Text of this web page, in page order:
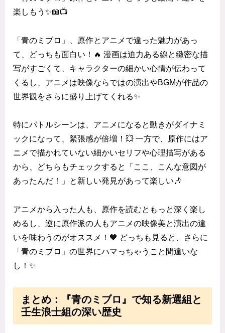
楽しもう✨📖📺
「青のミブロ」、原作とアニメで違った魅力があっ
て、どっちも面白い！🔥 漫画は迫力ある線と緻密な描
写がすごくて、キャラクターの細かい心情が伝わって
くるし、アニメは映像ならではの演出やBGMが作品の
世界観をさらに盛り上げてくれる✨
特にバトルシーンは、アニメになると動きがダイナミ
ックになって、緊張感が倍増！💥 一方で、原作にはア
ニメで描かれていない細かいセリフや心理描写がある
から、どちらもチェックすると「ここ、こんな意図が
あったんだ！」と新しい発見があって楽しい🎶
アニメから入った人も、原作を読むともっと深く楽し
めるし、逆に原作派の人もアニメの映像美と演出の違
いを味わうのがオススメ！💙 どっちも見ると、さらに
「青のミブロ」の世界にハマっちゃうこと間違いな
し！✨
まとめ：『青のミブロ』で知る新選組と
壬生浪士組の深い歴史